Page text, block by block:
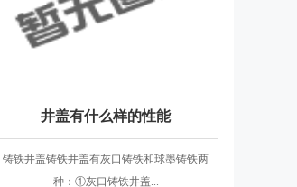
井盖有什么样的性能
铸铁井盖铸铁井盖有灰口铸铁和球墨铸铁两
种：①灰口铸铁井盖...